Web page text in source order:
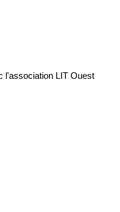
l'association LIT Ouest